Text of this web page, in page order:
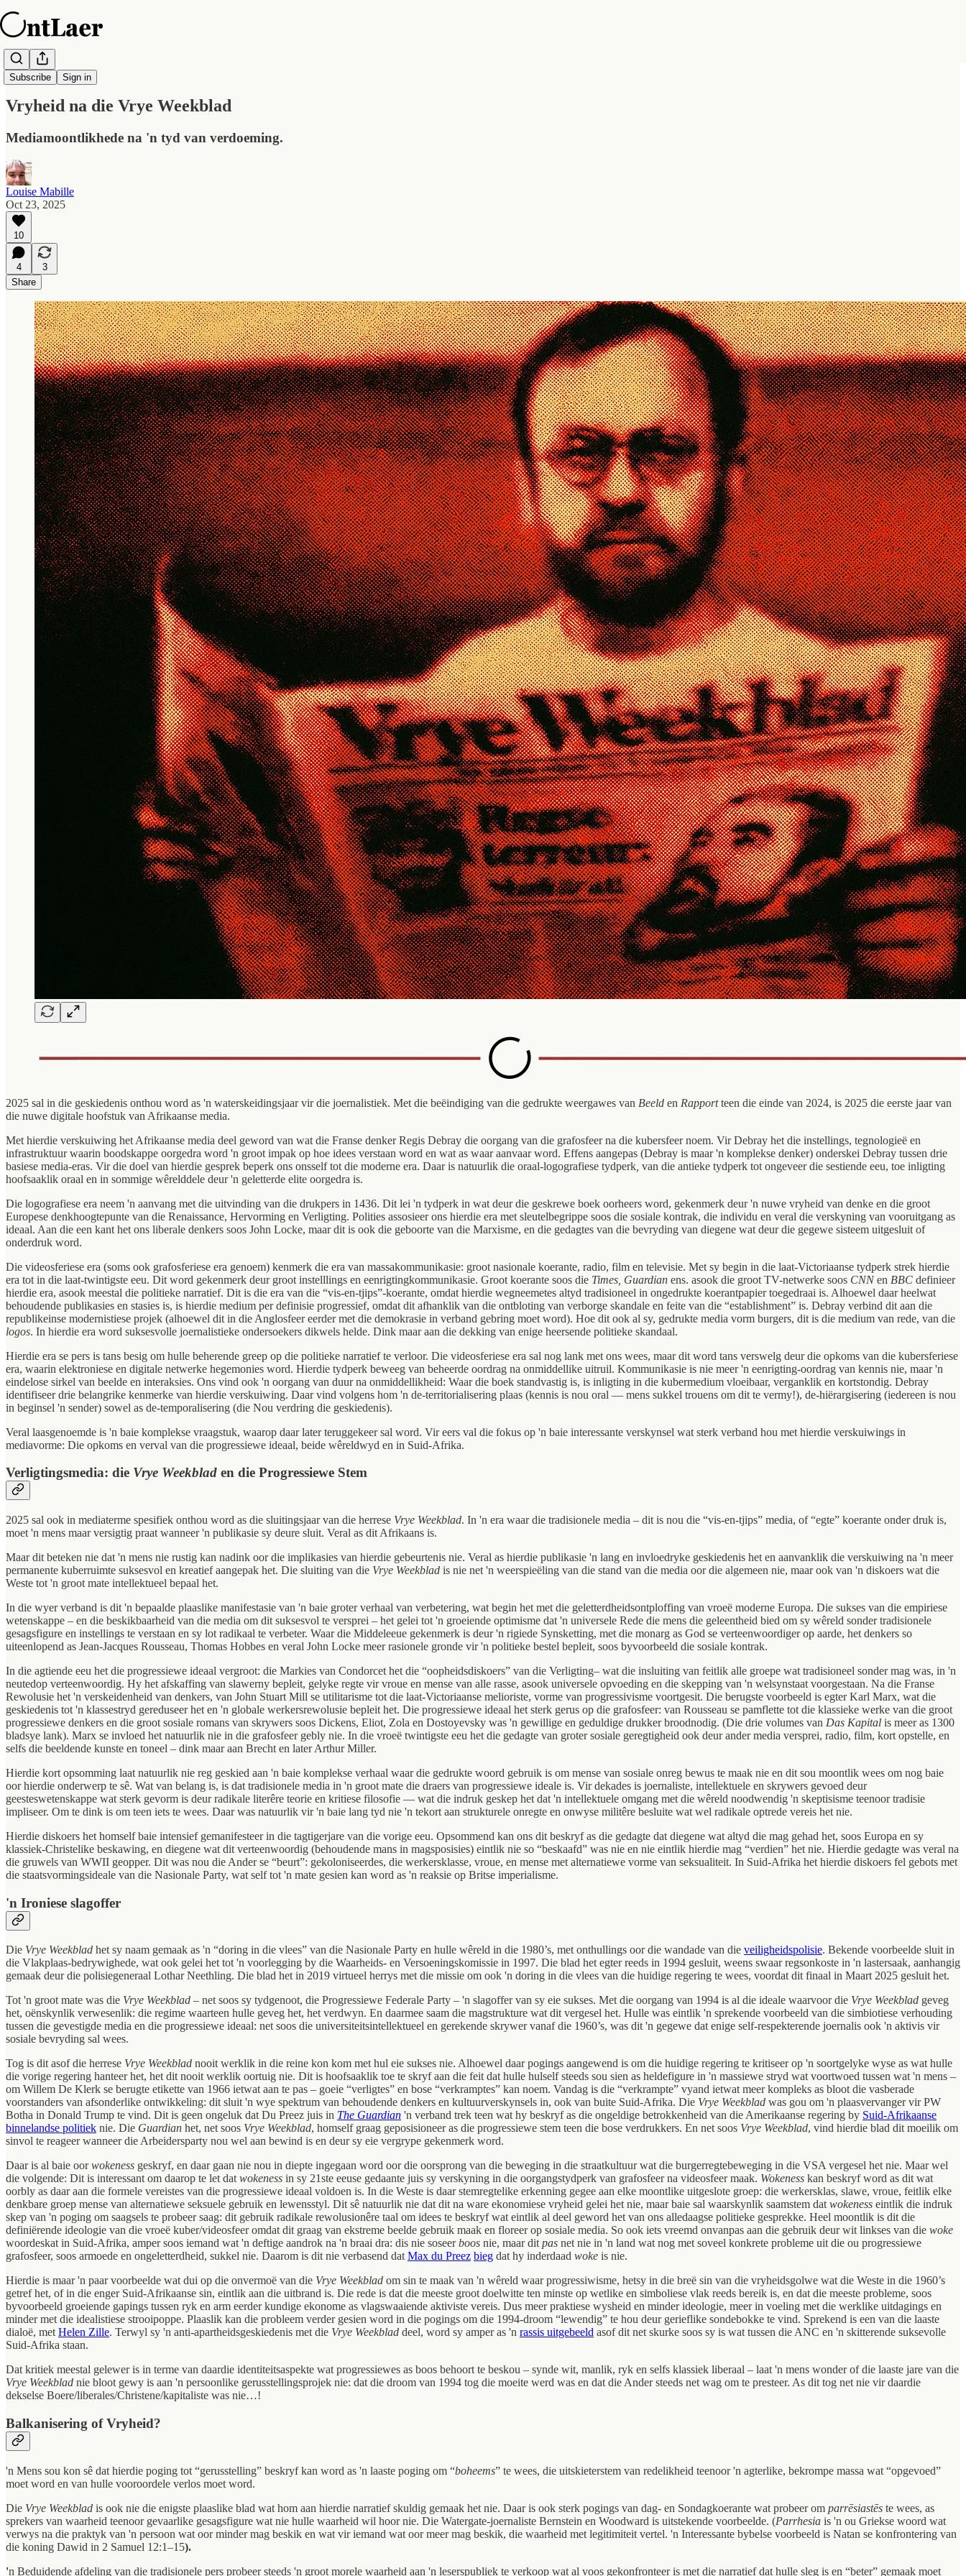
Subscribe Sign in
OntLaer Daagliks
Vryheid na die Vrye Weekblad
Mediamoontlikhede na 'n tyd van verdoeming.
Louise Mabille
Oct 23, 2025
10
4
3
Share
2025 sal in die geskiedenis onthou word as 'n waterskeidingsjaar vir die joernalistiek. Met die beëindiging van die gedrukte weergawes van Beeld en Rapportteen die einde van 2024, is 2025 die eerste jaar van
die nuwe digitale hoofstuk van Afrikaanse media.
Met hierdie verskuiwing het Afrikaanse media deel geword van wat die Franse denker Regis Debray die oorgang van die grafosfeer na die kubersfeer noem. Vir Debray het die instellings, tegnologieë en
infrastruktuur waarin boodskappe oorgedra word 'n groot impak op hoe idees verstaan word en wat as waar aanvaar word. Effens aangepas (Debray is maar 'n komplekse denker) onderskei Debray tussen drie
basiese media-eras. Vir die doel van hierdie gesprek beperk ons onsself tot die moderne era. Daar is natuurlik die oraal-logografiese tydperk van die antieke tydperk tot ongeveer die sestiende eeu, toe inligting
hoofsaaklik oraal en in sommige wêrelddele deur 'n geletterde elite oorgedra is.
Die logografiese era neem 'n aanvang met die uitvinding van die drukpers in 1436. Dit lei 'n tydperk in wat deur die geskrewe boek oorheers word, gekenmerk deur 'n nuwe vryheid van denke en die groot
Europese denkhoogtepunte van die Renaissance, Hervorming en Verligting. Polities assosieer ons hierdie era met sleutelbegrippe soos die sosiale kontrak, die individu en veral die verskyning van vooruitgang as
ideaal. Aan die een kant het ons liberale denkers soos John Locke, maar dit is ook die geboorte van die Marxisme, en die gedagtes van die bevryding van diegene wat deur die gegewe sisteem uitgesluit of
onderdruk word.
Die videosferiese era (soms ook grafosferiese era genoem) kenmerk die era van massakommunikasie: groot nasionale koerante, radio, film en televisie. Met sy begin in die laat-Victoriaanse tydperk strek hierdie
era tot in die laat-twintigste eeu. Dit word gekenmerk deur groot instelllings en eenrigtingkommunikasie. Groot koerante soos die Times, Guardian ens. asook die groot TV-netwerke soos CNNen BBC definieer
hierdie era, asook meestal die politieke narratief. Dit is die era van die “vis-en-tjips”-koerante, omdat hierdie wegneemetes altyd tradisioneel in ongedrukte koerantpapier toegedraai is. Alhoewel daar heelwat
behoudende publikasies en stasies is, is hierdie medium per definisie progressief, omdat dit afhanklik van die ontbloting van verborge skandale en feite van die “establishment” is. Debray verbind dit aan die
republikeinse modernistiese projek (alhoewel dit in die Anglosfeer eerder met die demokrasie in verband gebring moet word). Hoe dit ook al sy, gedrukte media vorm burgers, dit is die medium van rede, van die
logos. In hierdie era word suksesvolle joernalistieke ondersoekers dikwels helde. Dink maar aan die dekking van enige heersende politieke skandaal.
Hierdie era se pers is tans besig om hulle beherende greep op die politieke narratief te verloor. Die videosferiese era sal nog lank met ons wees, maar dit word tans verswelg deur die opkoms van die kubersferiese
era, waarin elektroniese en digitale netwerke hegemonies word. Hierdie tydperk beweeg van beheerde oordrag na onmiddellike uitruil. Kommunikasie is nie meer 'n eenrigting-oordrag van kennis nie, maar 'n
eindelose sirkel van beelde en interaksies. Ons vind ook 'n oorgang van duur na onmiddellikheid: Waar die boek standvastig is, is inligting in die kubermedium vloeibaar, verganklik en kortstondig. Debray
identifiseer drie belangrike kenmerke van hierdie verskuiwing. Daar vind volgens hom 'n de-territorialisering plaas (kennis is nou oral — mens sukkel trouens om dit te vermy!), de-hiërargisering (iedereen is nou
in beginsel 'n sender) sowel as de-temporalisering (die Nou verdring die geskiedenis).
Veral laasgenoemde is 'n baie komplekse vraagstuk, waarop daar later teruggekeer sal word. Vir eers val die fokus op 'n baie interessante verskynsel wat sterk verband hou met hierdie verskuiwings in
mediavorme: Die opkoms en verval van die progressiewe ideaal, beide wêreldwyd en in Suid-Afrika.
Verligtingsmedia: die Vrye Weekblad en die Progressiewe Stem
2025 sal ook in mediaterme spesifiek onthou word as die sluitingsjaar van die herrese Vrye Weekblad. In 'n era waar die tradisionele media – dit is nou die “vis-en-tjips” media, of “egte” koerante onder druk is,
moet 'n mens maar versigtig praat wanneer 'n publikasie sy deure sluit. Veral as dit Afrikaans is.
Maar dit beteken nie dat 'n mens nie rustig kan nadink oor die implikasies van hierdie gebeurtenis nie. Veral as hierdie publikasie 'n lang en invloedryke geskiedenis het en aanvanklik die verskuiwing na 'n meer
permanente kuberruimte suksesvol en kreatief aangepak het. Die sluiting van die Vrye Weekblad is nie net 'n weerspieëling van die stand van die media oor die algemeen nie, maar ook van 'n diskoers wat die
Weste tot 'n groot mate intellektueel bepaal het.
In die wyer verband is dit 'n bepaalde plaaslike manifestasie van 'n baie groter verhaal van verbetering, wat begin het met die geletterdheidsontploffing van vroeë moderne Europa. Die sukses van die empiriese
wetenskappe – en die beskikbaarheid van die media om dit suksesvol te versprei – het gelei tot 'n groeiende optimisme dat 'n universele Rede die mens die geleentheid bied om sy wêreld sonder tradisionele
gesagsfigure en instellings te verstaan en sy lot radikaal te verbeter. Waar die Middeleeue gekenmerk is deur 'n rigiede Synsketting, met die monarg as God se verteenwoordiger op aarde, het denkers so
uiteenlopend as Jean-Jacques Rousseau, Thomas Hobbes en veral John Locke meer rasionele gronde vir 'n politieke bestel bepleit, soos byvoorbeeld die sosiale kontrak.
In die agtiende eeu het die progressiewe ideaal vergroot: die Markies van Condorcet het die “oopheidsdiskoers” van die Verligting– wat die insluiting van feitlik alle groepe wat tradisioneel sonder mag was, in 'n
neutedop verteenwoordig. Hy het afskaffing van slawerny bepleit, gelyke regte vir vroue en mense van alle rasse, asook universele opvoeding en die skepping van 'n welsynstaat voorgestaan. Na die Franse
Rewolusie het 'n verskeidenheid van denkers, van John Stuart Mill se utilitarisme tot die laat-Victoriaanse melioriste, vorme van progressivisme voortgesit. Die berugste voorbeeld is egter Karl Marx, wat die
geskiedenis tot 'n klassestryd gereduseer het en 'n globale werkersrewolusie bepleit het. Die progressiewe ideaal het sterk gerus op die grafosfeer: van Rousseau se pamflette tot die klassieke werke van die groot
progressiewe denkers en die groot sosiale romans van skrywers soos Dickens, Eliot, Zola en Dostoyevsky was 'n gewillige en geduldige drukker broodnodig. (Die drie volumes van Das Kapital is meer as 1300
bladsye lank). Marx se invloed het natuurlik nie in die grafosfeer gebly nie. In die vroeë twintigste eeu het die gedagte van groter sosiale geregtigheid ook deur ander media versprei, radio, film, kort opstelle, en
selfs die beeldende kunste en toneel – dink maar aan Brecht en later Arthur Miller.
Hierdie kort opsomming laat natuurlik nie reg geskied aan 'n baie komplekse verhaal waar die gedrukte woord gebruik is om mense van sosiale onreg bewus te maak nie en dit sou moontlik wees om nog baie
oor hierdie onderwerp te sê. Wat van belang is, is dat tradisionele media in 'n groot mate die draers van progressiewe ideale is. Vir dekades is joernaliste, intellektuele en skrywers gevoed deur
geesteswetenskappe wat sterk gevorm is deur radikale literêre teorie en kritiese filosofie — wat die indruk geskep het dat 'n intellektuele omgang met die wêreld noodwendig 'n skeptisisme teenoor tradisie
impliseer. Om te dink is om teen iets te wees. Daar was natuurlik vir 'n baie lang tyd nie 'n tekort aan strukturele onregte en onwyse militêre besluite wat wel radikale optrede vereis het nie.
Hierdie diskoers het homself baie intensief gemanifesteer in die tagtigerjare van die vorige eeu. Opsommend kan ons dit beskryf as die gedagte dat diegene wat altyd die mag gehad het, soos Europa en sy
klassiek-Christelike beskawing, en diegene wat dit verteenwoordig (behoudende mans in magsposisies) eintlik nie so “beskaafd” was nie en nie eintlik hierdie mag “verdien” het nie. Hierdie gedagte was veral na
die gruwels van WWII geopper. Dit was nou die Ander se “beurt”: gekoloniseerdes, die werkersklasse, vroue, en mense met alternatiewe vorme van seksualiteit. In Suid-Afrika het hierdie diskoers fel gebots met
die staatsvormingsideale van die Nasionale Party, wat self tot 'n mate gesien kan word as 'n reaksie op Britse imperialisme.
'n Ironiese slagoffer
Die Vrye Weekblad het sy naam gemaak as 'n “doring in die vlees” van die Nasionale Party en hulle wêreld in die 1980’s, met onthullings oor die wandade van die veiligheidspolisie. Bekende voorbeelde sluit in
die Vlakplaas-bedrywighede, wat ook gelei het tot 'n voorlegging by die Waarheids- en Versoeningskomissie in 1997. Die blad het egter reeds in 1994 gesluit, weens swaar regsonkoste in 'n lastersaak, aanhangig
gemaak deur die polisiegeneraal Lothar Neethling. Die blad het in 2019 virtueel herrys met die missie om ook 'n doring in die vlees van die huidige regering te wees, voordat dit finaal in Maart 2025 gesluit het.
Tot 'n groot mate was die Vrye Weekblad – net soos sy tydgenoot, die Progressiewe Federale Party – 'n slagoffer van sy eie sukses. Met die oorgang van 1994 is al die ideale waarvoor die Vrye Weekblad geveg
het, oënskynlik verwesenlik: die regime waarteen hulle geveg het, het verdwyn. En daarmee saam die magstrukture wat dit vergesel het. Hulle was eintlik 'n sprekende voorbeeld van die simbiotiese verhouding
tussen die gevestigde media en die progressiewe ideaal: net soos die universiteitsintellektueel en gerekende skrywer vanaf die 1960’s, was dit 'n gegewe dat enige self-respekterende joernalis ook 'n aktivis vir
sosiale bevryding sal wees.
Tog is dit asof die herrese Vrye Weekblad nooit werklik in die reine kon kom met hul eie sukses nie. Alhoewel daar pogings aangewend is om die huidige regering te kritiseer op 'n soortgelyke wyse as wat hulle
die vorige regering hanteer het, het dit nooit werklik oortuig nie. Dit is hoofsaaklik toe te skryf aan die feit dat hulle hulself steeds sou sien as heldefigure in 'n massiewe stryd wat voortwoed tussen wat 'n mens –
om Willem De Klerk se berugte etikette van 1966 ietwat aan te pas – goeie “verligtes” en bose “verkramptes” kan noem. Vandag is die “verkrampte” vyand ietwat meer kompleks as bloot die vasberade
voorstanders van afsonderlike ontwikkeling: dit sluit 'n wye spektrum van behoudende denkers en kultuurverskynsels in, ook van buite Suid-Afrika. Die Vrye Weekblad was gou om 'n plaasvervanger vir PW
Botha in Donald Trump te vind. Dit is geen ongeluk dat Du Preez juis in The Guardian 'n verband trek teen wat hy beskryf as die ongeldige betrokkenheid van die Amerikaanse regering by Suid-Afrikaanse
binnelandse politiek nie. Die Guardian het, net soos Vrye Weekblad, homself graag geposisioneer as die progressiewe stem teen die bose verdrukkers. En net soos Vrye Weekblad, vind hierdie blad dit moeilik om
sinvol te reageer wanneer die Arbeidersparty nou wel aan bewind is en deur sy eie vergrype gekenmerk word.
Daar is al baie oorwokeness geskryf, en daar gaan nie nou in diepte ingegaan word oor die oorsprong van die beweging in die straatkultuur wat die burgerregtebeweging in die VSA vergesel het nie. Maar wel
die volgende: Dit is interessant om daarop te let datwokeness in sy 21ste eeuse gedaante juis sy verskyning in die oorgangstydperk van grafosfeer na videosfeer maak. Wokeness kan beskryf word as dit wat
oorbly as daar aan die formele vereistes van die progressiewe ideaal voldoen is. In die Weste is daar stemregtelike erkenning gegee aan elke moontlike uitgeslote groep: die werkersklas, slawe, vroue, feitlik elke
denkbare groep mense van alternatiewe seksuele gebruik en lewensstyl. Dit sê natuurlik nie dat dit na ware ekonomiese vryheid gelei het nie, maar baie sal waarskynlik saamstem datwokeness eintlik die indruk
skep van 'n poging om saagsels te probeer saag: dit gebruik radikale rewolusionêre taal om idees te beskryf wat eintlik al deel geword het van ons alledaagse politieke gesprekke. Heel moontlik is dit die
definiërende ideologie van die vroeë kuber/videosfeer omdat dit graag van ekstreme beelde gebruik maak en floreer op sosiale media. So ook iets vreemd onvanpas aan die gebruik deur wit linkses van die woke
woordeskat in Suid-Afrika, amper soos iemand wat 'n deftige aandrok na 'n braai dra: dis nie soseerboos nie, maar ditpas net nie in 'n land wat nog met soveel konkrete probleme uit die ou progressiewe
grafosfeer, soos armoede en ongeletterdheid, sukkel nie. Daarom is dit nie verbasend datMax du Preez bieg dat hy inderdaad woke is nie.
Hierdie is maar 'n paar voorbeelde wat dui op die onvermoë van die Vrye Weekblad om sin te maak van 'n wêreld waar progressiwisme, hetsy in die breë sin van die vryheidsgolwe wat die Weste in die 1960’s
getref het, of in die enger Suid-Afrikaanse sin, eintlik aan die uitbrand is. Die rede is dat die meeste groot doelwitte ten minste op wetlike en simboliese vlak reeds bereik is, en dat die meeste probleme, soos
byvoorbeeld groeiende gapings tussen ryk en arm eerder kundige ekonome as vlagswaaiende aktiviste vereis. Dus meer praktiese wysheid en minder ideologie, meer in voeling met die werklike uitdagings en
minder met die idealistiese strooipoppe. Plaaslik kan die probleem verder gesien word in die pogings om die 1994-droom “lewendig” te hou deur gerieflike sondebokke te vind. Sprekend is een van die laaste
dialoë, metHelen Zille. Terwyl sy 'n anti-apartheidsgeskiedenis met die Vrye Weekblad deel, word sy amper as 'n rassis uitgebeeld asof dit net skurke soos sy is wat tussen die ANC en 'n skitterende suksevolle
Suid-Afrika staan.
Dat kritiek meestal gelewer is in terme van daardie identiteitsaspekte wat progressiewes as boos behoort te beskou – synde wit, manlik, ryk en selfs klassiek liberaal – laat 'n mens wonder of die laaste jare van die
Vrye Weekblad nie bloot gewy is aan 'n persoonlike gerusstellingsprojek nie: dat die droom van 1994 tog die moeite werd was en dat die Ander steeds net wag om te presteer. As dit tog net nie vir daardie
dekselse Boere/liberales/Christene/kapitaliste was nie…!
Balkanisering of Vryheid?
'n Mens sou kon sê dat hierdie poging tot “gerusstelling” beskryf kan word as 'n laaste poging om “boheems” te wees, die uitskieterstem van redelikheid teenoor 'n agterlike, bekrompe massa wat “opgevoed”
moet word en van hulle vooroordele verlos moet word.
Die Vrye Weekblad is ook nie die enigste plaaslike blad wat hom aan hierdie narratief skuldig gemaak het nie. Daar is ook sterk pogings van dag- en Sondagkoerante wat probeer om parrēsiastēs te wees, as
sprekers van waarheid teenoor gevaarlike gesagsfigure wat nie hulle waarheid wil hoor nie. Die Watergate-joernaliste Bernstein en Woodward is uitstekende voorbeelde. (Parrhesia is 'n ou Griekse woord wat
verwys na die praktyk van 'n persoon wat oor minder mag beskik en wat vir iemand wat oor meer mag beskik, die waarheid met legitimiteit vertel. 'n Interessante bybelse voorbeeld is Natan se konfrontering van
die koning Dawid in 2 Samuel 12:1–15).
'n Beduidende afdeling van die tradisionele pers probeer steeds 'n groot morele waarheid aan 'n leserspubliek te verkoop wat al voos gekonfronteer is met die narratief dat hulle sleg is en “beter” gemaak moet